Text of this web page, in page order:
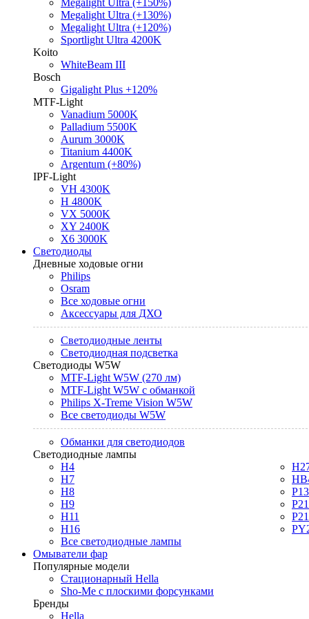
Megalight Ultra (+150%)
Megalight Ultra (+130%)
Megalight Ultra (+120%)
Sportlight Ultra 4200K
Koito
WhiteBeam III
Bosch
Gigalight Plus +120%
MTF-Light
Vanadium 5000K
Palladium 5500K
Aurum 3000K
Titanium 4400K
Argentum (+80%)
IPF-Light
VH 4300K
H 4800K
VX 5000K
XY 2400K
X6 3000K
Светодиоды
Дневные ходовые огни
Philips
Osram
Все ходовые огни
Аксессуары для ДХО
Светодиодные ленты
Светодиодная подсветка
Светодиоды W5W
MTF-Light W5W (270 лм)
MTF-Light W5W с обманкой
Philips X-Treme Vision W5W
Все светодиоды W5W
Обманки для светодиодов
Светодиодные лампы
H4
H7
H8
H9
H11
H16
Все светодиодные лампы
Омыватели фар
Популярные модели
Стационарный Hella
Sho-Me с плоскими форсунками
Бренды
Hella